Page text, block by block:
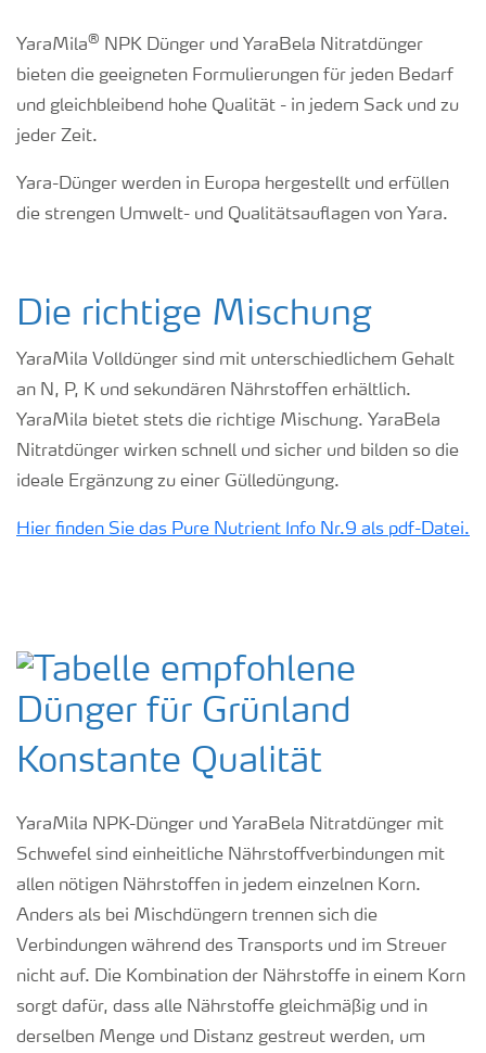
Medien
YaraMila®
NPK Dünger und YaraBela Nitratdünger
bieten die geeigneten Formulierungen für jeden Bedarf
und gleichbleibend hohe Qualität - in jedem Sack und zu
jeder Zeit.
Yara-Dünger werden in Europa hergestellt und erfüllen
die strengen Umwelt- und Qualitätsauflagen von Yara.
Die richtige Mischung
YaraMila Volldünger sind mit unterschiedlichem Gehalt
an N, P, K und sekundären Nährstoffen erhältlich.
YaraMila bietet stets die richtige Mischung. YaraBela
Nitratdünger wirken schnell und sicher und bilden so die
ideale Ergänzung zu einer Gülledüngung.
Hier finden Sie das Pure Nutrient Info Nr.9 als pdf-Datei.
Konstante Qualität
YaraMila NPK-Dünger und YaraBela Nitratdünger mit
Schwefel sind einheitliche Nährstoffverbindungen mit
allen nötigen Nährstoffen in jedem einzelnen Korn.
Anders als bei Mischdüngern trennen sich die
Verbindungen während des Transports und im Streuer
nicht auf. Die Kombination der Nährstoffe in einem Korn
sorgt dafür, dass alle Nährstoffe gleichmäßig und in
derselben Menge und Distanz gestreut werden, um